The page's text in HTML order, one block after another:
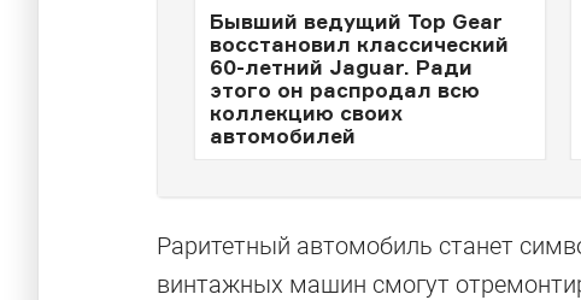
Бывший ведущий Top Gear
восстановил классический
60-летний Jaguar. Ради
этого он распродал всю
коллекцию своих
автомобилей
Раритетный автомобиль станет
винтажных машин смогут